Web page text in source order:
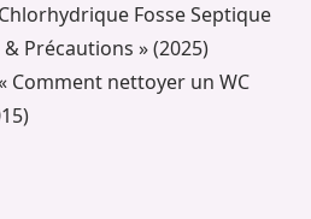
Chlorhydrique Fosse Septique
& Précautions » (2025)
Comment nettoyer un WC